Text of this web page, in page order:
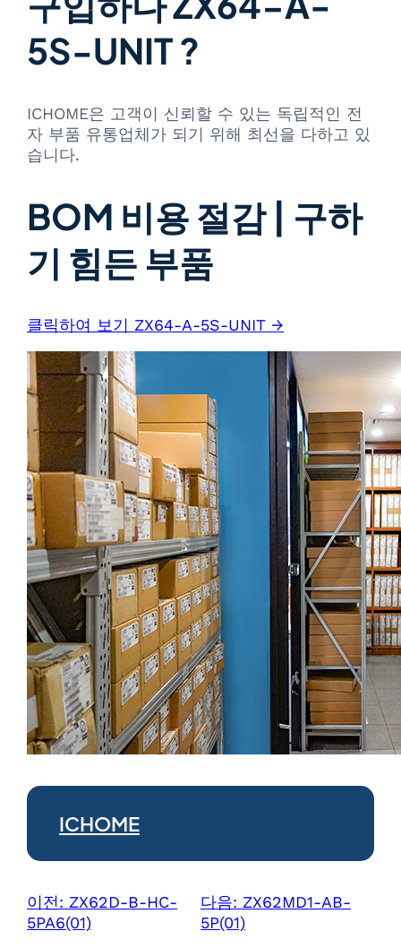
5S-UNIT ?
ICHOME은 고객이 신뢰할 수 있는 독립적인 전
자 부품 유통업체가 되기 위해 최선을 다하고 있
습니다.
BOM 비용 절감 | 구하
기 힘든 부품
클릭하여 보기 ZX64-A-5S-UNIT →
ICHOME
이전: ZX62D-B-HC-
5PA6(01)
다음: ZX62MD1-AB-
5P(01)